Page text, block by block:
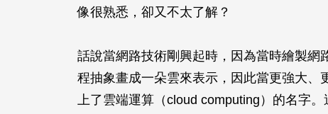
像很熟悉，卻又不太了解？
話說當網路技術剛興起時，因為當時繪製網
程抽象畫成一朵雲來表示，因此當更強大、
上了雲端運算（cloud computing）的名字